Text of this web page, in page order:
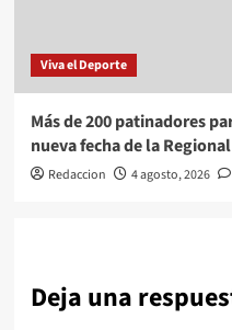
Viva el Deporte
Más de 200 patinadores
nueva fecha de la
Redaccion 4 agosto, 2026
Deja una